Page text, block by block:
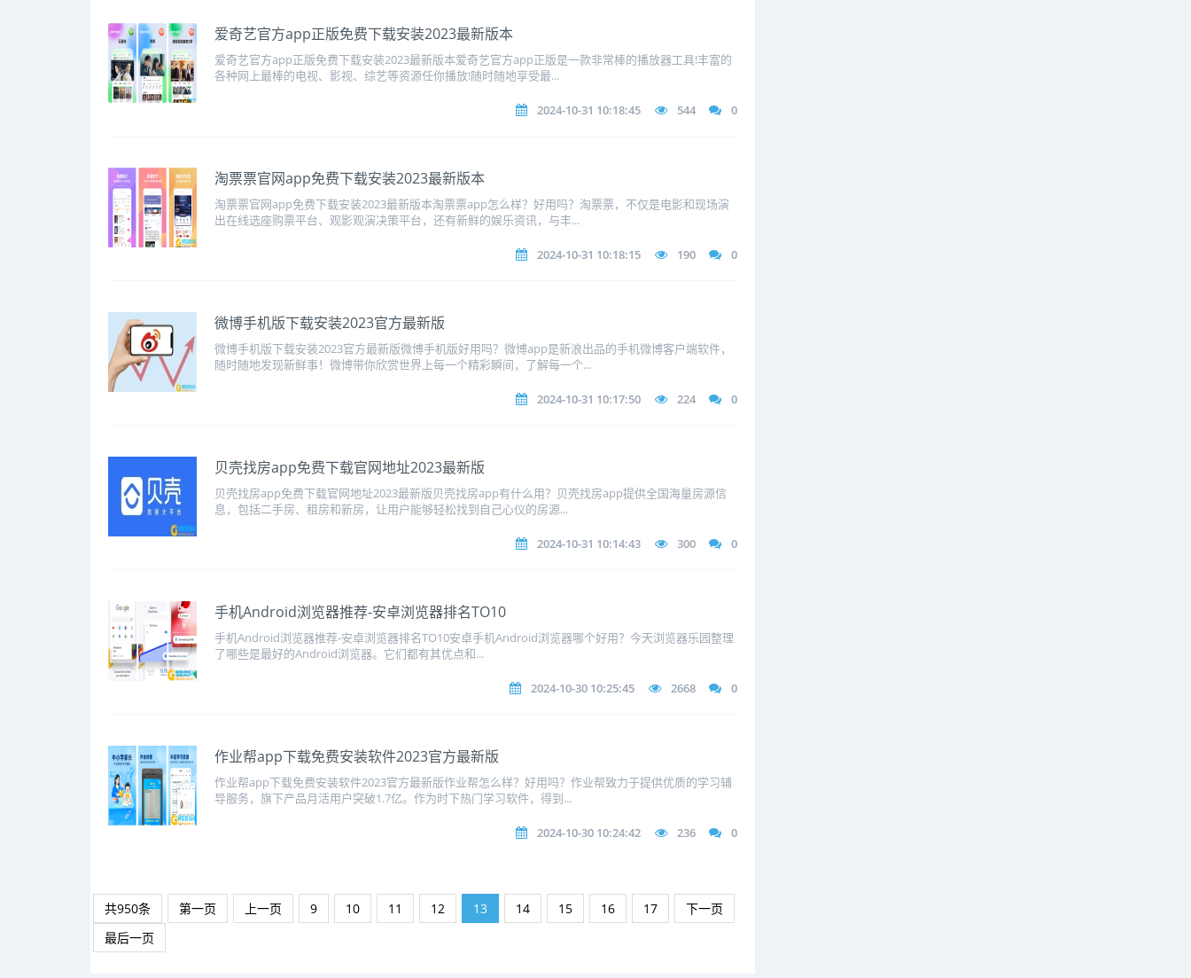
​爱奇艺官方app正版免费下载安装2023最新版本
爱奇艺官方app正版免费下载安装2023最新版本爱奇艺官方app正版是一款非常棒的播放器工具!丰富的
各种网上最棒的电视、影视、综艺等资源任你播放!随时随地享受最...
2024-10-31 10:18:45 544 0
​淘票票官网app免费下载安装2023最新版本
淘票票官网app免费下载安装2023最新版本淘票票app怎么样？好用吗？淘票票，不仅是电影和现场演
出在线选座购票平台、观影观演决策平台，还有新鲜的娱乐资讯，与丰...
2024-10-31 10:18:15 190 0
​微博手机版下载安装2023官方最新版
微博手机版下载安装2023官方最新版微博手机版好用吗？微博app是新浪出品的手机微博客户端软件，
随时随地发现新鲜事！微博带你欣赏世界上每一个精彩瞬间，了解每一个...
2024-10-31 10:17:50 224 0
​贝壳找房app免费下载官网地址2023最新版
贝壳找房app免费下载官网地址2023最新版贝壳找房app有什么用？贝壳找房app提供全国海量房源信
息，包括二手房、租房和新房，让用户能够轻松找到自己心仪的房源...
2024-10-31 10:14:43 300 0
手机Android浏览器推荐-安卓浏览器排名TO10
手机Android浏览器推荐-安卓浏览器排名TO10安卓手机Android浏览器哪个好用？今天浏览器乐园整理
了哪些是最好的Android浏览器。它们都有其优点和...
2024-10-30 10:25:45 2668 0
​作业帮app下载免费安装软件2023官方最新版
作业帮app下载免费安装软件2023官方最新版作业帮怎么样？好用吗？作业帮致力于提供优质的学习辅
导服务，旗下产品月活用户突破1.7亿。作为时下热门学习软件，得到...
2024-10-30 10:24:42 236 0
共950条 第一页 上一页 9 10 11 12 13 14 15 16 17
下一页
最后一页